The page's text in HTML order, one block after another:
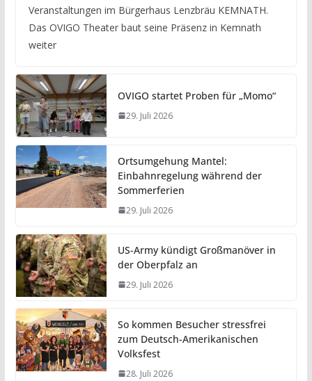
Veranstaltungen im Bürgerhaus Lenzbräu KEMNATH.
Das OVIGO Theater baut seine Präsenz in Kemnath
weiter
OVIGO startet Proben für „Momo“
29. Juli 2026
Ortsumgehung Mantel:
Einbahnregelung während der
Sommerferien
29. Juli 2026
US-Army kündigt Großmanöver in
der Oberpfalz an
29. Juli 2026
So kommen Besucher stressfrei
zum Deutsch-Amerikanischen
Volksfest
28. Juli 2026